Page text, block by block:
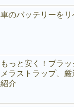
車のバッテリーをリ
もっと安く！ブラ
メラストラップ、
紹介